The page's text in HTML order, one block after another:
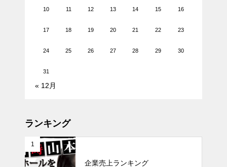
10 11 12 13 14 15 16
17 18 19 20 21 22 23
24 25 26 27 28 29 30
31
« 12月
ランキング
1
企業売上ランキング